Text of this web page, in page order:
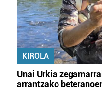
KIROLA
Unai Urkia
arrantzako